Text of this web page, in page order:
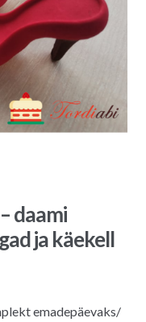
daami
ja käekell
emadepäevaks/